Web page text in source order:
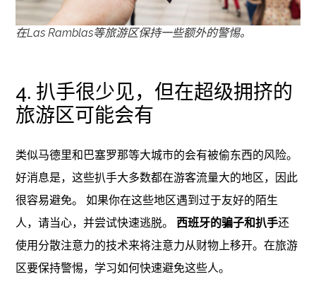
在Las Ramblas等旅游区保持一些额外的警惕。
4. 扒手很少见，但在超级拥挤的
旅游区可能会有
类似马德里和巴塞罗那等大城市的会有被偷东西的风险。
好消息是，这些扒手大多数都在游客流量大的地区，因此
很容易避免。 如果你在这些地区遇到过于友好的陌生
人，请当心，并尝试快速逃脱。 西班牙的骗子和扒手还
使用分散注意力的技术来将注意力从财物上移开。在旅游
区要保持警惕，学习如何快速避免这些人。